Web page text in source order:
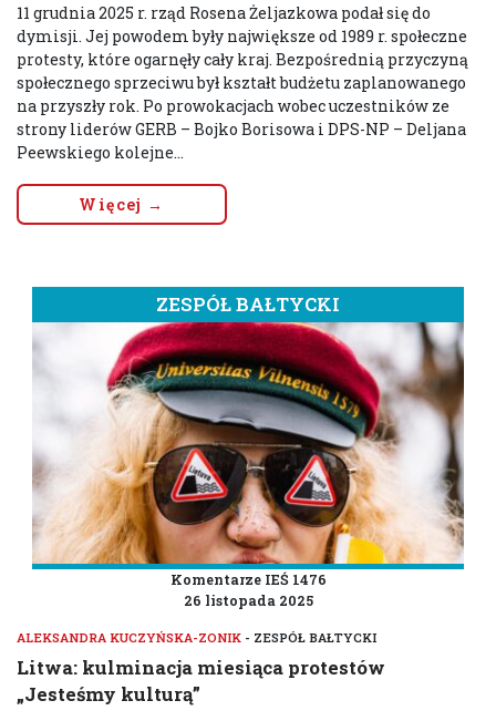
11 grudnia 2025 r. rząd Rosena Żeljazkowa podał się do
dymisji. Jej powodem były największe od 1989 r. społeczne
protesty, które ogarnęły cały kraj. Bezpośrednią przyczyną
społecznego sprzeciwu był kształt budżetu zaplanowanego
na przyszły rok. Po prowokacjach wobec uczestników ze
strony liderów GERB – Bojko Borisowa i DPS-NP – Deljana
Peewskiego kolejne...
Więcej →
ZESPÓŁ BAŁTYCKI
Komentarze IEŚ 1476
26 listopada 2025
ALEKSANDRA KUCZYŃSKA-ZONIK - ZESPÓŁ BAŁTYCKI
Litwa: kulminacja miesiąca protestów
„Jesteśmy kulturą”